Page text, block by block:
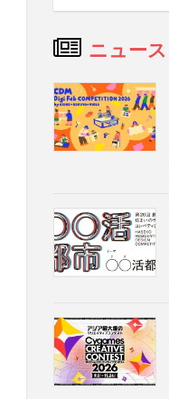
ニュース